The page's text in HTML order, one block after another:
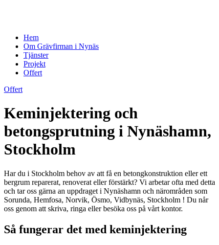
Hem
Om Grävfirman i Nynäs
Tjänster
Projekt
Offert
Offert
Keminjektering och
betongsprutning i Nynäshamn,
Stockholm
Har du i Stockholm behov av att få en betongkonstruktion eller ett
bergrum reparerat, renoverat eller förstärkt? Vi arbetar ofta med detta
och tar oss gärna an uppdraget i Nynäshamn och närområden som
Sorunda, Hemfosa, Norvik, Ösmo, Vidbynäs, Stockholm ! Du når
oss genom att skriva, ringa eller besöka oss på vårt kontor.
Så fungerar det med keminjektering